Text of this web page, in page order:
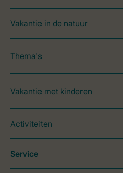
Vakantie in de natuur
Thema's
Vakantie met kinderen
Activiteiten
Service